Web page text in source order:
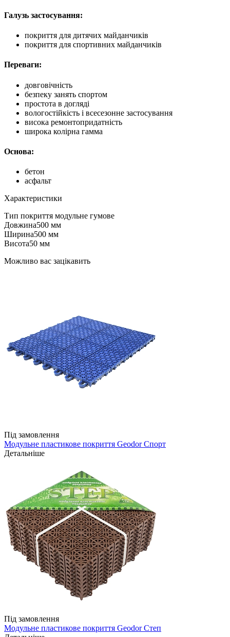
Галузь застосування:
покриття для дитячих майданчиків
покриття для спортивних майданчиків
Переваги:
довговічність
безпеку занять спортом
простота в догляді
вологостійкість і всесезонне застосування
висока ремонтопридатність
широка колірна гамма
Основа:
бетон
асфальт
Характеристики
Тип покриття модульне гумове
Довжина500 мм
Ширина500 мм
Висота50 мм
Можливо вас зацікавить
Під замовлення
Модульне пластикове покриття Geodor Спорт
Детальніше
Під замовлення
Модульне пластикове покриття Geodor Степ